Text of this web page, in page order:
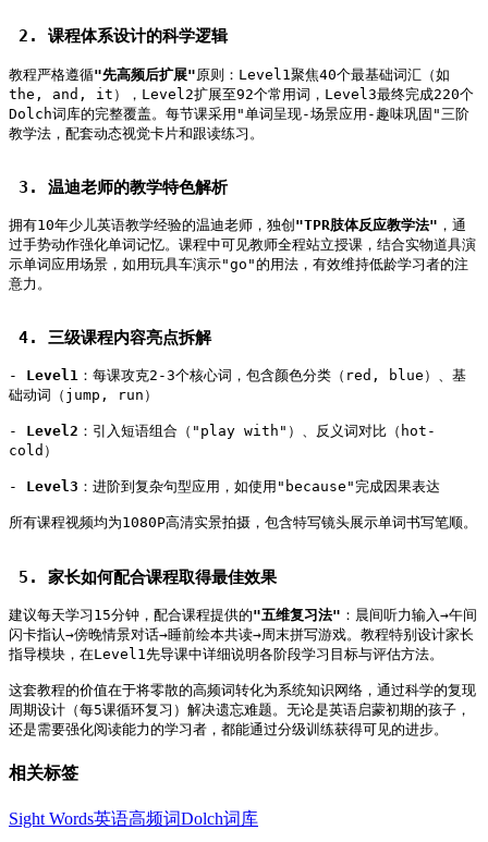
2. 课程体系设计的科学逻辑
教程严格遵循"先高频后扩展" 原则：Level1聚焦40个最基础词汇（如
the, and, it），Level2扩展至92个常用词，Level3最终完成220个
Dolch词库的完整覆盖。每节课采用"单词呈现-场景应用-趣味巩固"三阶
教学法，配套动态视觉卡片和跟读练习。
3. 温迪老师的教学特色解析
拥有10年少儿英语教学经验的温迪老师，独创 "TPR肢体反应教学法" ，通
过手势动作强化单词记忆。课程中可见教师全程站立授课，结合实物道具演
示单词应用场景，如用玩具车演示"go"的用法，有效维持低龄学习者的注
意力。
4. 三级课程内容亮点拆解
- Level1 ：每课攻克2-3个核心词，包含颜色分类（red, blue）、基
础动词（jump, run）
- Level2 ：引入短语组合（"play with"）、反义词对比（hot-
cold）
- Level3 ：进阶到复杂句型应用，如使用"because"完成因果表达
5. 家长如何配合课程取得最佳效果
建议每天学习15分钟，配合课程提供的"五维复习法" ：晨间听力输入→午间
闪卡指认→傍晚情景对话→睡前绘本共读→周末拼写游戏。教程特别设计家长
指导模块，在Level1先导课中详细说明各阶段学习目标与评估方法。
这套教程的价值在于将零散的高频词转化为系统知识网络，通过科学的复现
周期设计（每5课循环复习）解决遗忘难题。无论是英语启蒙初期的孩子，
还是需要强化阅读能力的学习者，都能通过分级训练获得可见的进步。
相关标签
Sight Words英语高频词Dolch词库